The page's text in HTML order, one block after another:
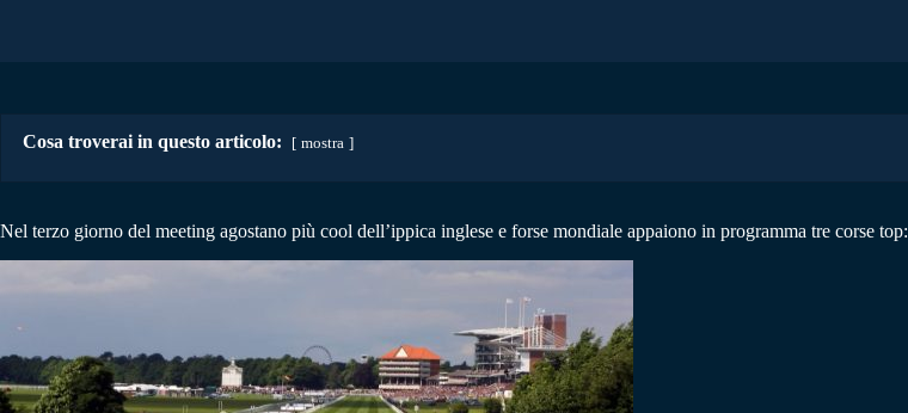
Cosa troverai in questo articolo: mostra
Nel terzo giorno del meeting agostano più cool dell’ippica inglese e forse mondiale appaiono in programma tre corse top: